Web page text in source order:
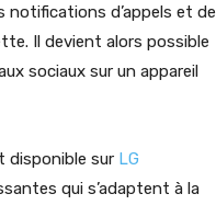
notifications d’appels et de
Il devient alors possible
sociaux sur un appareil
disponible sur LG
qui s’adaptent à la